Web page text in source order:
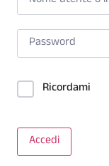
Ricordami
Accedi